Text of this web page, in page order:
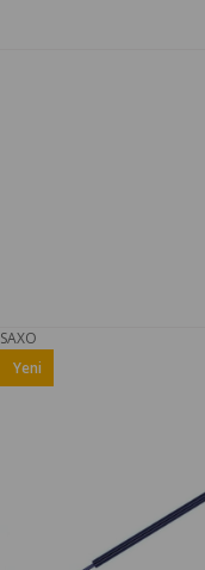
SAXO
Yeni